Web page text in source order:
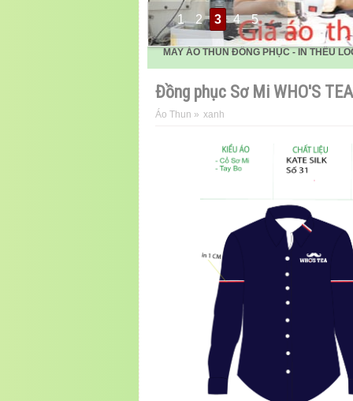
1 2 3 4 5
MAY ÁO THUN ĐỒNG PHỤC - IN THÊU
Đồng phục Sơ Mi WHO'S TEA
Áo Thun » xanh